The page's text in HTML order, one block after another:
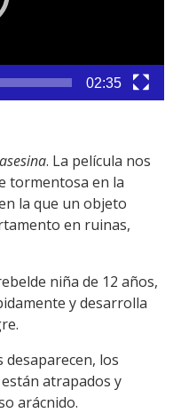
02:35
. La película nos
tormentosa en la
la que un objeto
en ruinas,
niña de 12 años,
y desarrolla
desaparecen, los
atrapados y
arácnido.